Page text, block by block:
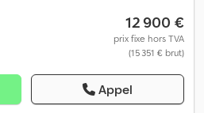
12 900 €
prix fixe hors TVA
(15 351 € brut)
Appel